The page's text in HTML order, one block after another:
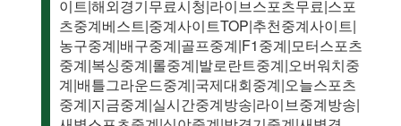
이트|해외경기무료시청|라이브스포츠무료|스포
츠중계베스트|중계사이트TOP|추천중계사이트|
농구중계|배구중계|골프중계|F1중계|모터스포츠
중계|복싱중계|롤중계|발로란트중계|오버워치중
계|배틀그라운드중계|국제대회중계|오늘스포츠
중계|지금중계|실시간중계방송|라이브중계방송|